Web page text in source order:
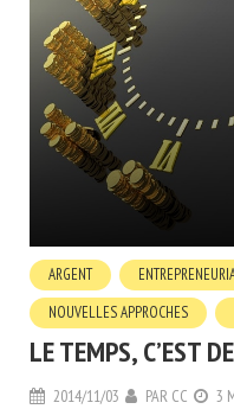
ARGENT
NOUVELLES APPROCHES
LE TEMPS, C’EST
2014/11/03 PAR CC 3